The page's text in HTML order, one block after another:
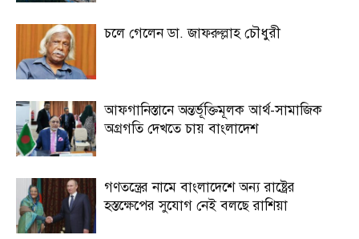
চলে গেলেন ডা. জাফরুল্লাহ চৌধুরী
আফগানিস্তানে অন্তর্ভূক্তিমূলক আর্থ-সামাজিক
অগ্রগতি দেখতে চায় বাংলাদেশ
গণতন্ত্রের নামে বাংলাদেশে অন্য রাষ্ট্রের
হস্তক্ষেপের সুযোগ নেই বলছে রাশিয়া